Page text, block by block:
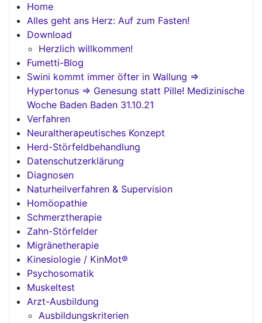
Home
Alles geht ans Herz: Auf zum Fasten!
Download
Herzlich willkommen!
Fumetti-Blog
Swini kommt immer öfter in Wallung =>
Hypertonus => Genesung statt Pille! Medizinische
Woche Baden Baden 31.10.21
Verfahren
Neuraltherapeutisches Konzept
Herd-Störfeldbehandlung
Datenschutzerklärung
Diagnosen
Naturheilverfahren & Supervision
Homöopathie
Schmerztherapie
Zahn-Störfelder
Migränetherapie
Kinesiologie / KinMot®
Psychosomatik
Muskeltest
Arzt-Ausbildung
Ausbildungskriterien